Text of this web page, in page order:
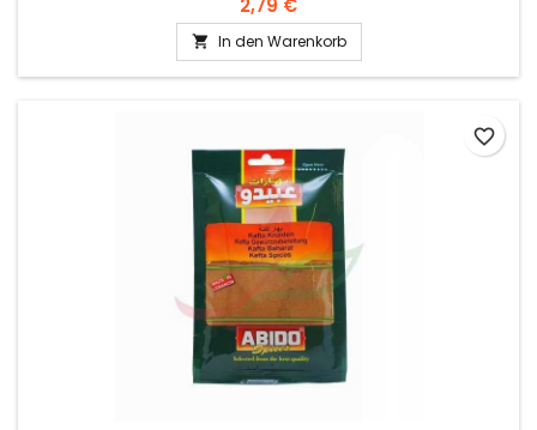
Spuren von Sesam, Senf oder Gluten enthalten. An einem
kühlen und trockenen Ort aufbewahren.
2,79 €
 In den Warenkorb
favorite_border